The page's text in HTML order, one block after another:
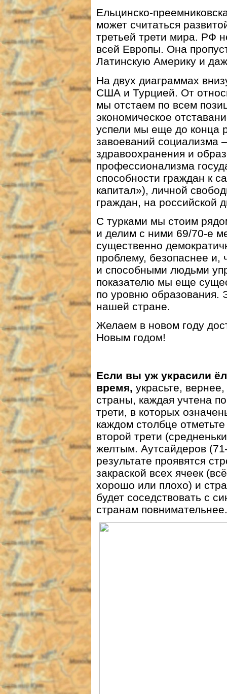
Ельцинско-
может считаться
третьей трети мира. РФ
всей Европы. Она
Латинскую Америку и
На двух диаграммах
США и Турцией. От
мы отстаем по всем
экономическое
успели мы еще до конца
завоеваний социализма
здравоохранения и
профессионализма
способности граждан к
капитал»), личной
граждан, на
С турками мы стоим
и делим с ними 69/70-е
существенно
проблему, безопаснее
и способными людьми
показателю мы еще
по уровню образования.
нашей стране.
Желаем в новом году
Новым годом!
Если вы уж украсили
время, украсьте,
страны, каждая учтена
трети, в которых
каждом столбце
второй трети
желтым. Аутсайдеров
результате проявятся
закраской всех ячеек
хорошо или плохо) и
будет соседствовать с
странам повнимательнее.